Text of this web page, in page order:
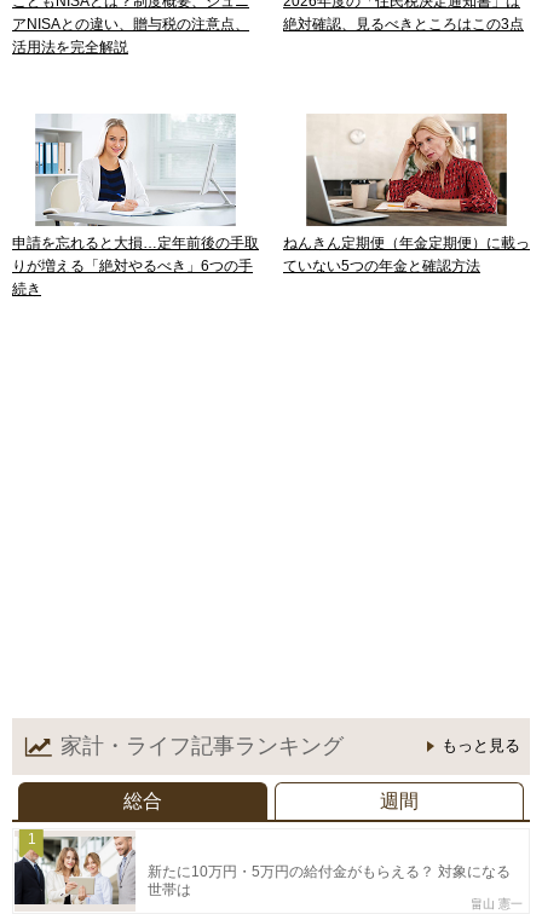
アNISAとの違い、贈与税の注意点、
活用法を完全解説
絶対確認、見るべきところはこの3点
申請を忘れると大損…定年前後の手取
りが増える「絶対やるべき」6つの手
続き
ねんきん定期便（年金定期便）に載っ
ていない5つの年金と確認方法
家計・ライフ記事ランキング もっと見る
総合 週間
1
新たに10万円・5万円の給付金がもらえる？ 対象になる
世帯は
畠山 憲一